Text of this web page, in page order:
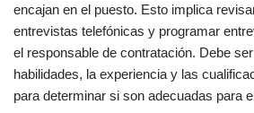
encajan en el puesto. Esto implica
entrevistas telefónicas y programar
el responsable de contratación. Debe
habilidades, la experiencia y las
para determinar si son adecuadas para